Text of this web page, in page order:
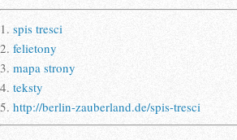
1. spis tresci
2. felietony
3. mapa strony
4. teksty
5. http://berlin-zauberland.de/spis-tresci